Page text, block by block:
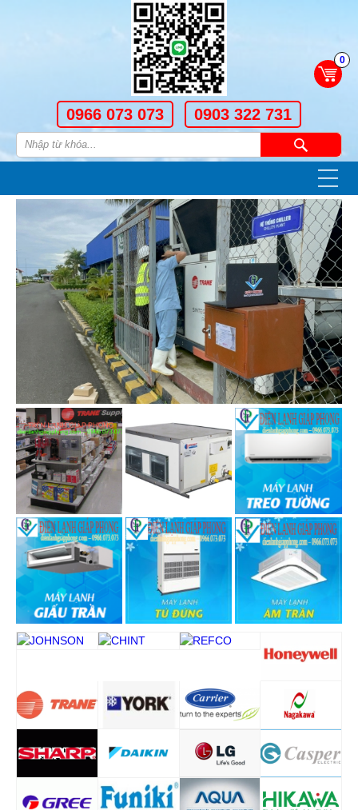
0
0966 073 073 0903 322 731
—
—
—